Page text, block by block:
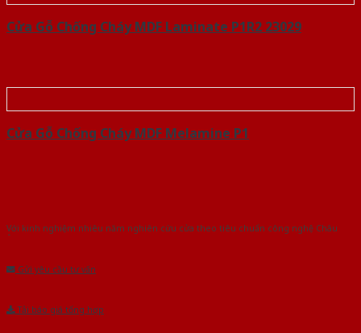
Cửa Gỗ Chống Cháy MDF Laminate P1R2 23029
Cửa Gỗ Chống Cháy MDF Melamine P1
Với kinh nghiệm nhiêu năm nghiên cứu cửa theo tiêu chuẩn công nghệ Châu
Âu.Chúng tôi tự tin là nhà sản xuất & cung cấp hàng đầu tại Việt Nam!
Gửi yêu cầu tư vấn
Tải báo giá tổng hợp